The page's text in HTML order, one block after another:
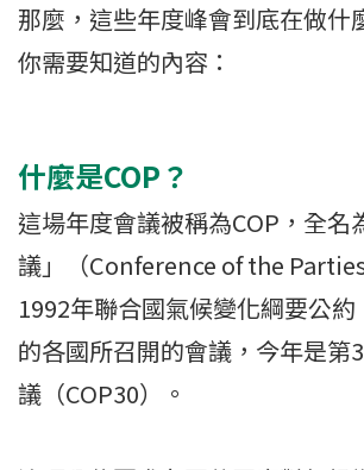
那麼，這些年度峰會到底在做什
你需要知道的內容：
什麼是COP？
這場年度會議被稱為COP，全名
議」（Conference of the
1992年聯合國氣候變化綱要公約
的各國所召開的會議，今年是第
議（COP30）。